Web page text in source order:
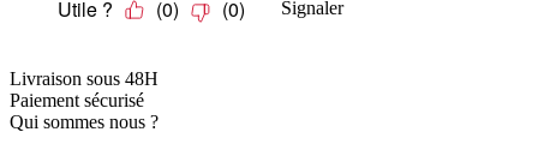
Livraison sous 48H
Paiement sécurisé
Qui sommes nous ?